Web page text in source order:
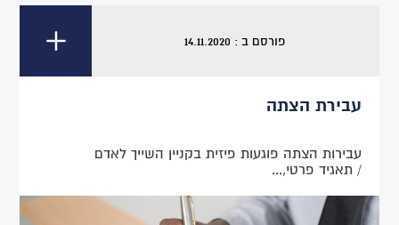
פורסם ב : 14.11.2020
עבירת הצתה
עבירות הצתה פוגעות פיזית בקניין השייך לאדם
/ תאגיד פרטי,...